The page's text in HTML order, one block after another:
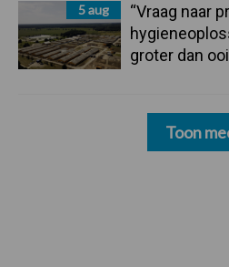
5 aug
“Vraag naar
groter dan
Toon